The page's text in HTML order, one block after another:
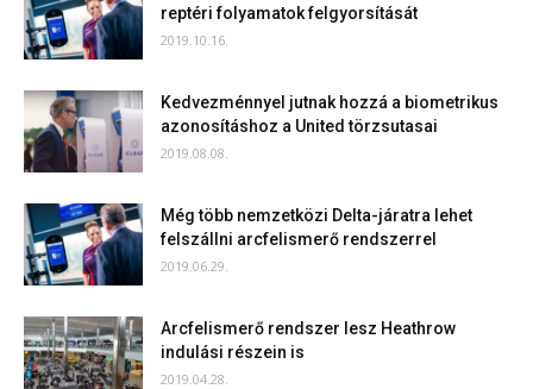
reptéri folyamatok felgyorsítását
2019.10.16.
Kedvezménnyel jutnak hozzá a biometrikus
azonosításhoz a United törzsutasai
2019.08.08.
Még több nemzetközi Delta-járatra lehet
felszállni arcfelismerő rendszerrel
2019.06.29.
Arcfelismerő rendszer lesz Heathrow
indulási részein is
2019.04.28.